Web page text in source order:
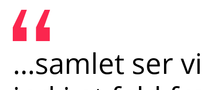
...samlet ser vi